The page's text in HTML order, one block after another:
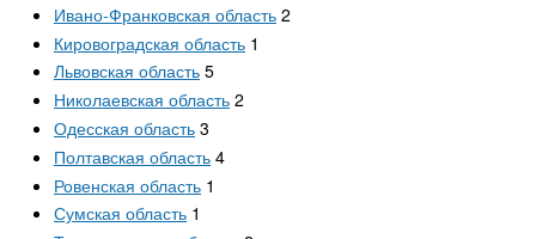
Ивано-Франковская область 2
Кировоградская область 1
Львовская область 5
Николаевская область 2
Одесская область 3
Полтавская область 4
Ровенская область 1
Сумская область 1